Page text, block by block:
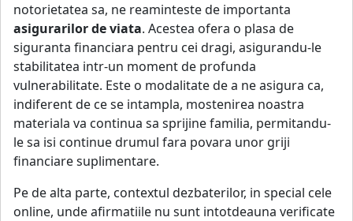
notorietatea sa, ne reaminteste de importanta
asigurarilor de viata. Acestea ofera o plasa de
siguranta financiara pentru cei dragi, asigurandu-le
stabilitatea intr-un moment de profunda
vulnerabilitate. Este o modalitate de a ne asigura ca,
indiferent de ce se intampla, mostenirea noastra
materiala va continua sa sprijine familia, permitandu-
le sa isi continue drumul fara povara unor griji
financiare suplimentare.
Pe de alta parte, contextul dezbaterilor, in special cele
online, unde afirmatiile nu sunt intotdeauna verificate